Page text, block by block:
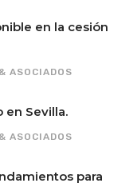
en la cesión
ASOCIADOS
en Sevilla.
ASOCIADOS
para